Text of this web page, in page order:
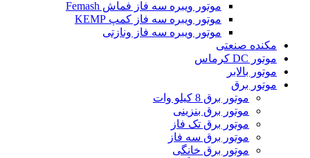
موتور ویبره سه فاز فماش Femash
موتور ویبره سه فاز کمپ KEMP
موتور ویبره سه فاز ونازتی
مکنده صنعتی
موتور DC کرماس
موتور بالابر
موتور برق
موتور برق 8 کیلو وات
موتور برق بنزینی
موتور برق تک فاز
موتور برق سه فاز
موتور برق خانگی